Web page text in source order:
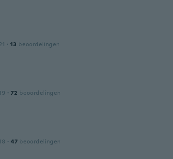
· 13 beoordelingen
· 72 beoordelingen
· 47 beoordelingen